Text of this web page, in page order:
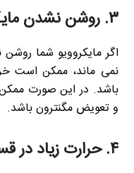
۳. روشن نشدن
اگر مایکروویو شما
نمی ماند، ممکن است
باشد. در این صورت
و تعویض مگنترون باشد.
۴. حرارت زیاد در